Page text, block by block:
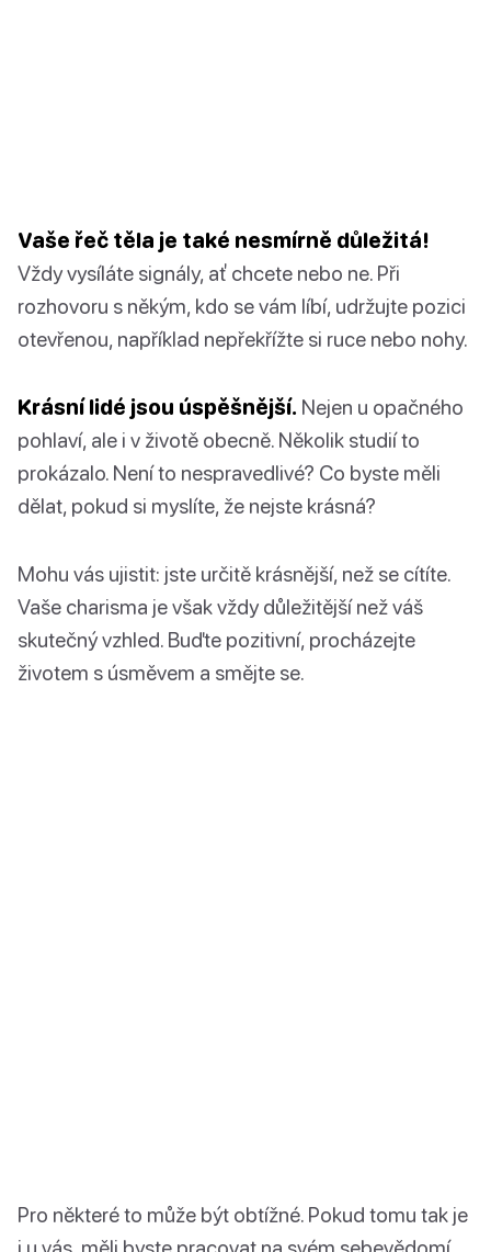
Vaše řeč těla je také nesmírně důležitá!
Vždy vysíláte signály, ať chcete nebo ne. Při
rozhovoru s někým, kdo se vám líbí, udržujte pozici
otevřenou, například nepřekřížte si ruce nebo nohy.
Krásní lidé jsou úspěšnější. Nejen u opačného
pohlaví, ale i v životě obecně. Několik studií to
prokázalo. Není to nespravedlivé? Co byste měli
dělat, pokud si myslíte, že nejste krásná?
Mohu vás ujistit: jste určitě krásnější, než se cítíte.
Vaše charisma je však vždy důležitější než váš
skutečný vzhled. Buďte pozitivní, procházejte
životem s úsměvem a smějte se.
Pro některé to může být obtížné. Pokud tomu tak je